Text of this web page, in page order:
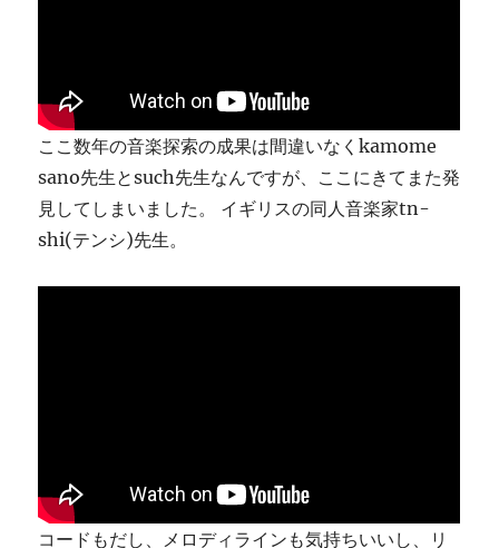
ここ数年の音楽探索の成果は間違いなくkamome
sano先生とsuch先生なんですが、ここにきてまた発
見してしまいました。 イギリスの同人音楽家tn-
shi(テンシ)先生。
コードもだし、メロディラインも気持ちいいし、リ